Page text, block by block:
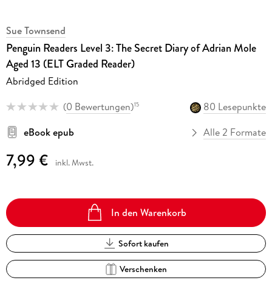
Sue Townsend
Penguin Readers Level 3: The Secret Diary of Adrian Mole
Aged 13 (ELT Graded Reader)
Abridged Edition
(0 Bewertungen)15
80 Lesepunkte
eBook epub
Alle 2 Formate
7,99 € inkl. Mwst.
In den Warenkorb
Sofort kaufen
Verschenken